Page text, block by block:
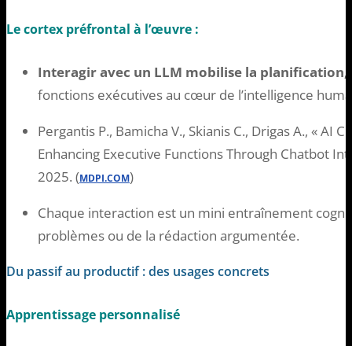
Le cortex préfrontal à l’œuvre :
Interagir avec un LLM mobilise la planification,
fonctions exécutives au cœur de l’intelligence
Pergantis P., Bamicha V., Skianis C., Drigas A., « AI
Enhancing Executive Functions Through Chatbot
2025. (MDPI.COM)
Chaque interaction est un mini entraînement
problèmes ou de la rédaction argumentée.
Du passif au productif : des usages concrets
Apprentissage personnalisé